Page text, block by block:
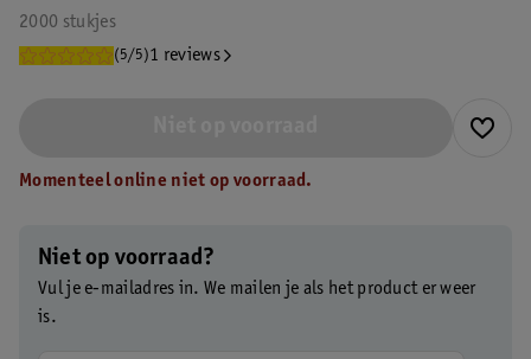
2000 stukjes
(5/5)1 reviews
Momenteel online niet op voorraad.
Niet op voorraad?
Vul je e-mailadres in. We mailen je als het product er weer
is.